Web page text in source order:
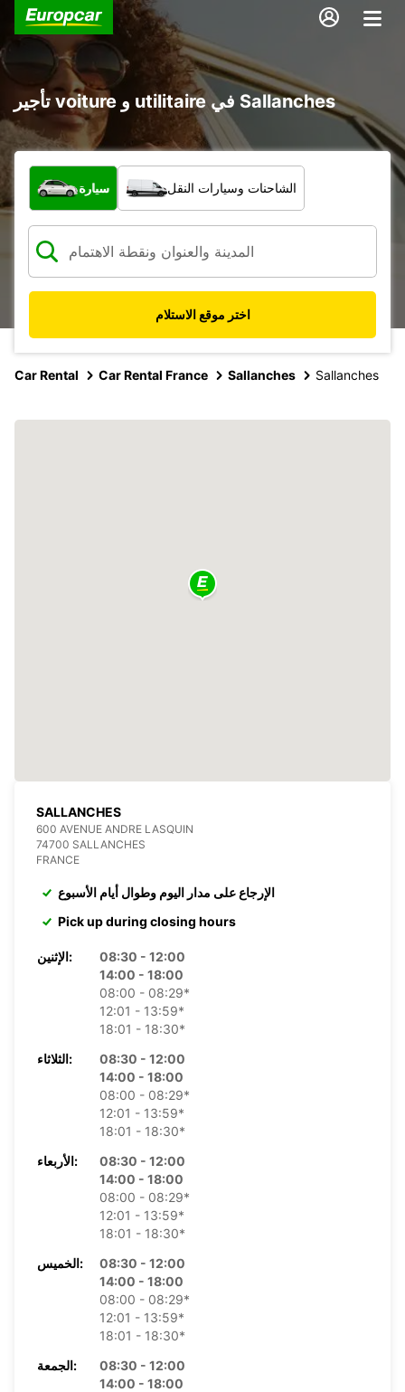
تأجير voiture و utilitaire في Sallanches
ما نوع المركبة؟
سيارة الشاحنات وسيارات النقل
اختر موقع الاستلام
Car Rental Car Rental France Sallanches Sallanches
SALLANCHES
600 AVENUE ANDRE LASQUIN
74700 SALLANCHES
FRANCE
الإرجاع على مدار اليوم وطوال أيام الأسبوع
Pick up during closing hours
الإثنين:
08:30 - 12:00
14:00 - 18:00
08:00 - 08:29*
12:01 - 13:59*
18:01 - 18:30*
الثلاثاء:
08:30 - 12:00
14:00 - 18:00
08:00 - 08:29*
12:01 - 13:59*
18:01 - 18:30*
الأربعاء:
08:30 - 12:00
14:00 - 18:00
08:00 - 08:29*
12:01 - 13:59*
18:01 - 18:30*
الخميس:
08:30 - 12:00
14:00 - 18:00
08:00 - 08:29*
12:01 - 13:59*
18:01 - 18:30*
الجمعة:
08:30 - 12:00
14:00 - 18:00